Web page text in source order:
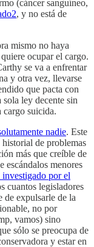
(cáncer sanguíneo,
2, y no está de
mismo no haya
ocupar el cargo.
se va a enfrentar
y otra vez, llevarse
que pacta con
ley decente sin
cargo suicida.
nadie. Este
historial de problemas
más que creíble de
escándalos menores
investigado por el
cuantos legisladores
de expulsarle de la
no por
vamos) sino
sólo se preocupa de
y estar en